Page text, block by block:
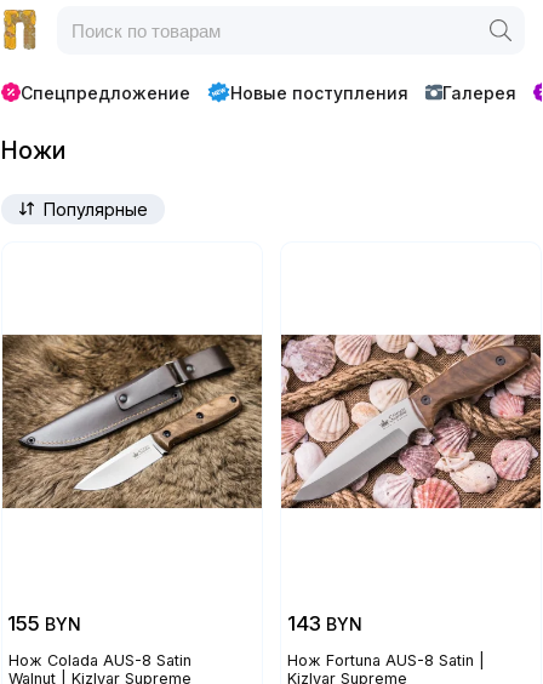
Спецпредложение Новые поступления Галерея
Ножи
Популярные
Нож Colada AUS-8 Satin
Walnut | Kizlyar Supreme
155 BYN
Нож Fortuna AUS-8 Satin |
Kizlyar Supreme
143 BYN